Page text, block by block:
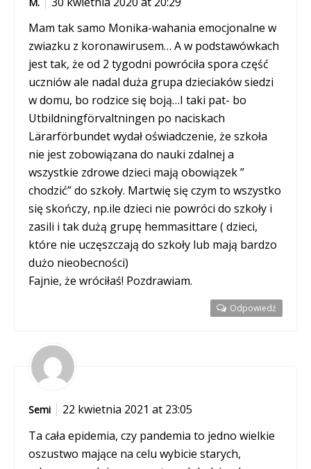
Mam tak samo Monika-wahania emocjonalne w
zwiazku z koronawirusem… A w podstawówkach
jest tak, że od 2 tygodni powróciła spora część
uczniów ale nadal duża grupa dzieciaków siedzi
w domu, bo rodzice się boją…I taki pat- bo
Utbildningförvaltningen po naciskach
Lärarförbundet wydał oświadczenie, że szkoła
nie jest zobowiązana do nauki zdalnej a
wszystkie zdrowe dzieci mają obowiązek ”
chodzić” do szkoły. Martwię się czym to wszystko
się skończy, np.ile dzieci nie powróci do szkoły i
zasili i tak dużą grupę hemmasittare ( dzieci,
które nie uczęszczają do szkoły lub mają bardzo
dużo nieobecności)
Fajnie, że wróciłaś! Pozdrawiam.
Odpowiedź
Semi
22 kwietnia 2021 at 23:05
Ta cała epidemia, czy pandemia to jedno wielkie
oszustwo mające na celu wybicie starych,